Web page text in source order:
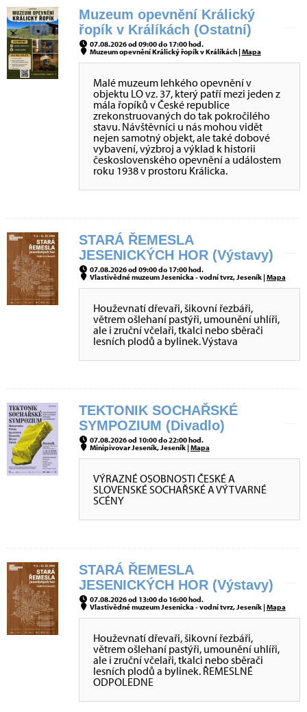
Muzeum opevnění Králický
řopík v Králíkách (Ostatní)
07.08.2026 od 09:00 do 17:00 hod.
Muzeum opevnění Králický řopík v Králíkách |Mapa
Malé muzeum lehkého opevnění v
objektu LO vz. 37, který patří mezi jeden z
mála řopíků v České republice
zrekonstruovaných do tak pokročilého
stavu. Návštěvníci u nás mohou vidět
nejen samotný objekt, ale také dobové
vybavení, výzbroj a výklad k historii
československého opevnění a událostem
roku 1938 v prostoru Králicka.
STARÁ ŘEMESLA
JESENICKÝCH HOR (Výstavy)
07.08.2026 od 09:00 do 17:00 hod.
Vlastivědné muzeum Jesenicka - vodní tvrz, Jeseník |Mapa
Houževnatí dřevaři, šikovní řezbáři,
větrem ošlehaní pastýři, umounění uhlíři,
ale i zruční včelaři, tkalci nebo sběrači
lesních plodů a bylinek. Výstava
TEKTONIK SOCHAŘSKÉ
SYMPOZIUM (Divadlo)
07.08.2026 od 10:00 do 22:00 hod.
Minipivovar Jeseník, Jeseník |Mapa
VÝRAZNÉ OSOBNOSTI ČESKÉ A
SLOVENSKÉ SOCHAŘSKÉ A VÝTVARNÉ
SCÉNY
STARÁ ŘEMESLA
JESENICKÝCH HOR (Výstavy)
07.08.2026 od 13:00 do 16:00 hod.
Vlastivědné muzeum Jesenicka - vodní tvrz, Jeseník |Mapa
Houževnatí dřevaři, šikovní řezbáři,
větrem ošlehaní pastýři, umounění uhlíři,
ale i zruční včelaři, tkalci nebo sběrači
lesních plodů a bylinek. ŘEMESLNÉ
ODPOLEDNE